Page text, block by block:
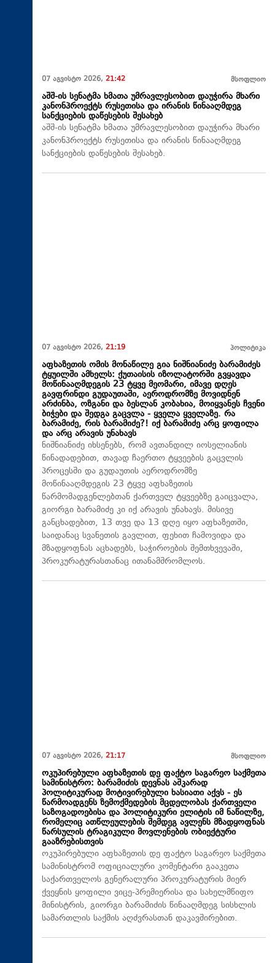
07 აგვისტო 2026, 21:42 მსოფლიო
აშშ-ის სენატმა ხმათა უმრავლესობით დაუჭირა მხარი
კანონპროექტს რუსეთისა და ირანის წინააღმდეგ
სანქციების დაწესების შესახებ
აშშ-ის სენატმა ხმათა უმრავლესობით დაუჭირა მხარი
კანონპროექტს რუსეთისა და ირანის წინააღმდეგ
სანქციების დაწესების შესახებ.
07 აგვისტო 2026, 21:19 პოლიტიკა
აფხაზეთის ომის მონაწილე გია ნიშნიანიძე ბარამიძეს
ტყუილში ამხელს: ქუთაისის იზოლატორში გვყავდა
მოწინააღმდეგის 23 ტყვე მეომარი, იმავე დღეს
გავფრინდი გუდაუთაში, აეროდრომზე მოვიდნენ
არძინბა, ოზგანი და ბესლან კობახია, მოიყვანეს ჩვენი
ბიჭები და შედგა გაცვლა - ყველა ყველაზე. რა
ბარამიძე, რის ბარამიძე?! იქ ბარამიძე არც ყოფილა
და არც არავის უნახავს
ნიშნიანიძე იხსენებს, რომ ავთანდილ იოსელიანის
წინადადებით, თავად ჩაერთო ტყვეების გაცვლის
პროცესში და გუდაუთის აეროდრომზე
მოწინააღმდეგის 23 ტყვე აფხაზეთის
წარმომადგენლებთან ქართველ ტყვეებზე გაიცვალა,
გიორგი ბარამიძე კი იქ არავის უნახავს. მისივე
განცხადებით, 13 თვე და 13 დღე იყო აფხაზეთში,
საიდანაც სვანეთის გავლით, ფეხით ჩამოვიდა და
მზადყოფნას აცხადებს, საჭიროების შემთხვევაში,
პროკურატურასთანაც ითანამშრომლოს.
07 აგვისტო 2026, 21:17 მსოფლიო
ოკუპირებული აფხაზეთის დე ფაქტო საგარეო საქმეთა
სამინისტრო: ბარამიძის დევნას აშკარად
პოლიტიკურად მოტივირებული ხასიათი აქვს - ეს
წარმოადგენს ზემოქმედების მცდელობას ქართველი
საზოგადოებისა და პოლიტიკური ელიტის იმ ნაწილზე,
რომელიც ათწლეულების შემდეგ ავლენს მზადყოფნას
წარსულის ტრაგიკული მოვლენების ობიექტური
გააზრებისთვის
ოკუპირებული აფხაზეთის დე ფაქტო საგარეო საქმეთა
სამინისტრომ ოფიციალური კომენტარი გააკეთა
საქართველოს გენერალური პროკურატურის მიერ
ქვეყნის ყოფილი ვიცე-პრემიერისა და სახელმწიფო
მინისტრის, გიორგი ბარამიძის წინააღმდეგ სისხლის
სამართლის საქმის აღძვრასთან დაკავშირებით.